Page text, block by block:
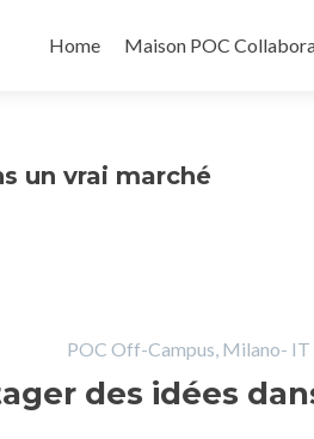
to
Home Maison POC
un vrai marché
POC Off-Campus, Milano- IT
des idées